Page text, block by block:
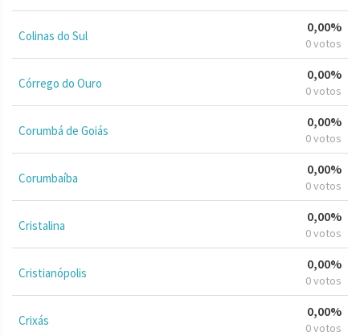
Colinas do Sul
0,00%
0 votos
Córrego do Ouro
0,00%
0 votos
Corumbá de Goiás
0,00%
0 votos
Corumbaíba
0,00%
0 votos
Cristalina
0,00%
0 votos
Cristianópolis
0,00%
0 votos
Crixás
0,00%
0 votos